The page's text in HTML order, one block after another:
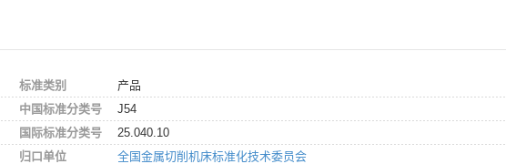
标准类别
产品
中国标准分类号
J54
国际标准分类号
25.040.10
归口单位
全国金属切削机床标准化技术委员会